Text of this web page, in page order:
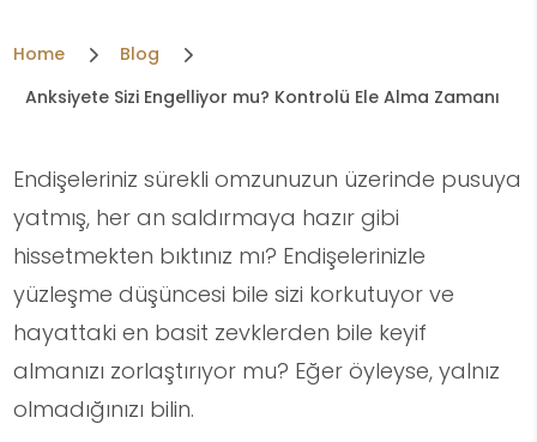
Home 5 Blog 5
Anksiyete Sizi Engelliyor mu? Kontrolü Ele Alma Zamanı
Endişeleriniz sürekli omzunuzun üzerinde pusuya
yatmış, her an saldırmaya hazır gibi
hissetmekten bıktınız mı? Endişelerinizle
yüzleşme düşüncesi bile sizi korkutuyor ve
hayattaki en basit zevklerden bile keyif
almanızı zorlaştırıyor mu? Eğer öyleyse, yalnız
olmadığınızı bilin.